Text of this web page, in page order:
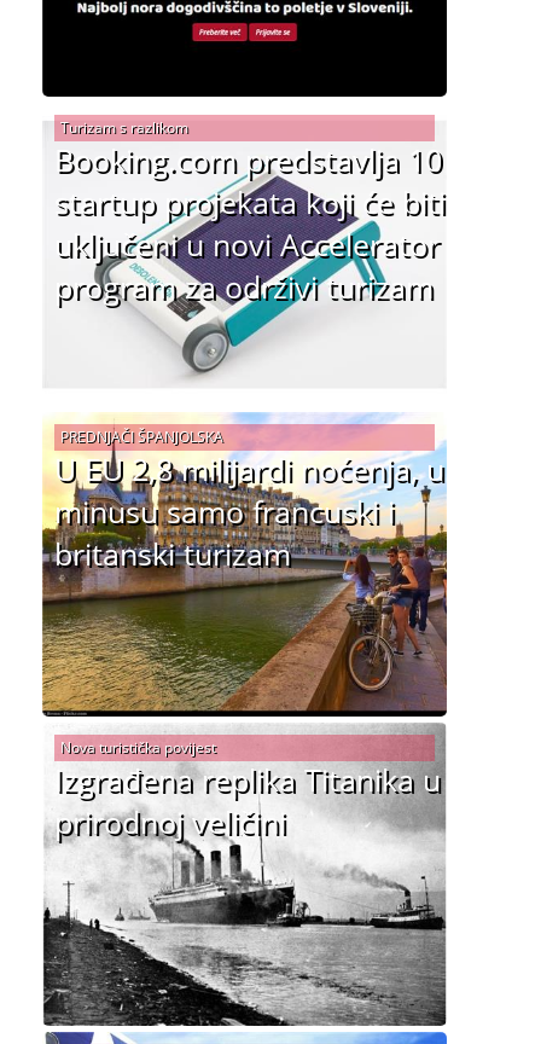
Booking.com predstavlja 10
startup projekata koji će biti
uključeni u novi Accelerator
program za održivi turizam
Turizam s razlikom
U EU 2,8 milijardi noćenja, u
minusu samo francuski i
britanski turizam
PREDNJAČI ŠPANJOLSKA
Izgrađena replika Titanika u
prirodnoj veličini
Nova turistička povijest